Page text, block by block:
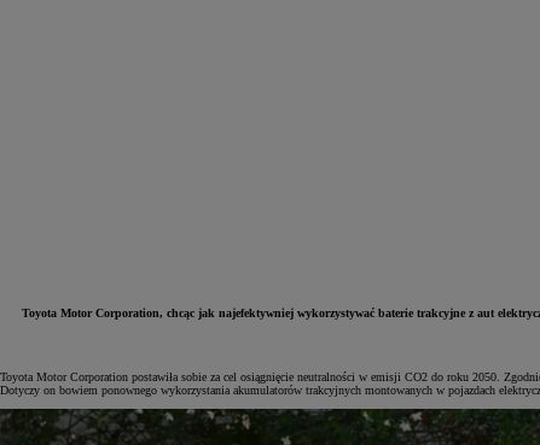
Od81 900 zł
Yaris Cross
HYBRID
Toyota Motor Corporation, chcąc jak najefektywniej wykorzystywać baterie trakcyjne z aut
Toyota Motor Corporation postawiła sobie za cel osiągnięcie neutralności w emisji CO2 do roku 2050.
Dotyczy on bowiem ponownego wykorzystania akumulatorów trakcyjnych montowanych w pojazdach